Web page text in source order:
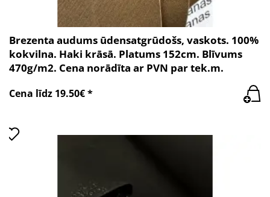
Brezenta audums ūdensatgrūdošs, vaskots. 100%
kokvilna. Haki krāsā. Platums 152cm. Blīvums
470g/m2. Cena norādīta ar PVN par tek.m.
Cena līdz 19.50€ *